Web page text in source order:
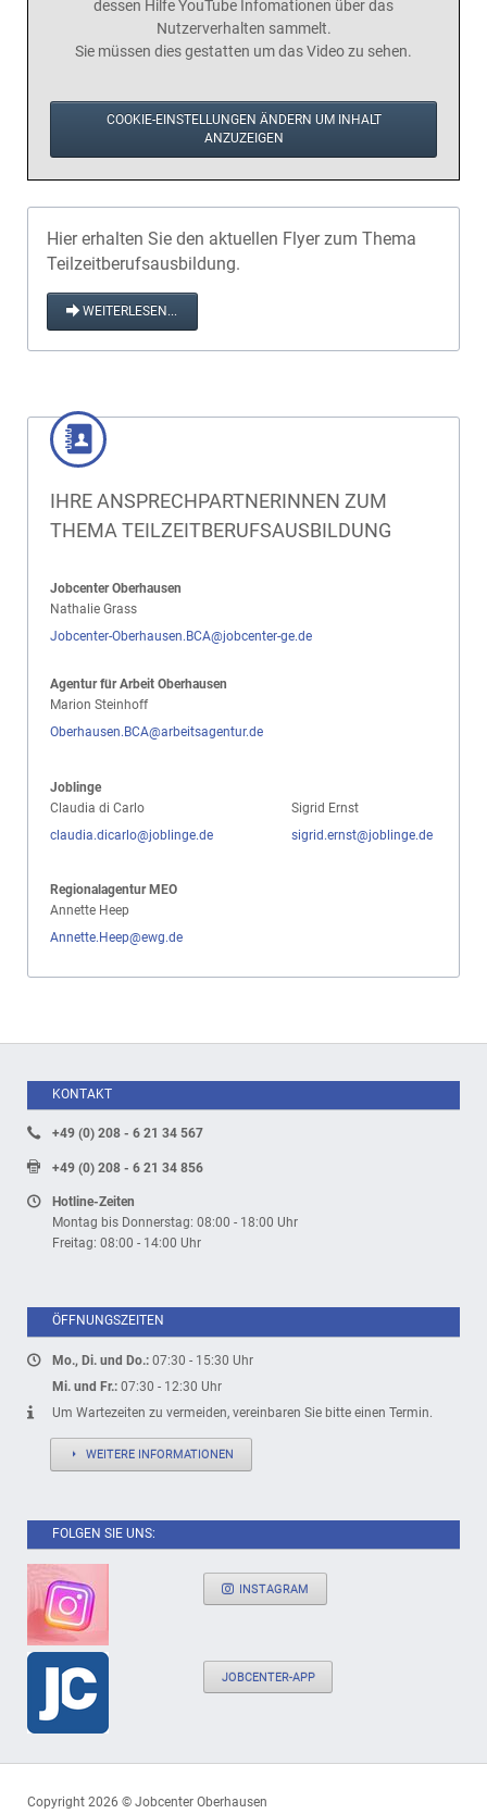
dessen Hilfe YouTube Infomationen über das
Nutzerverhalten sammelt.
Sie müssen dies gestatten um das Video zu sehen.
COOKIE-EINSTELLUNGEN ÄNDERN UM INHALT
ANZUZEIGEN
Hier erhalten Sie den aktuellen Flyer zum Thema
Teilzeitberufsausbildung.
WEITERLESEN...
IHRE ANSPRECHPARTNERINNEN ZUM
THEMA TEILZEITBERUFSAUSBILDUNG
Jobcenter Oberhausen
Nathalie Grass
Jobcenter-Oberhausen.BCA@jobcenter-ge.de
Agentur für Arbeit Oberhausen
Marion Steinhoff
Oberhausen.BCA@arbeitsagentur.de
Joblinge
Claudia di Carlo Sigrid Ernst
claudia.dicarlo@joblinge.de
sigrid.ernst@joblinge.de
Regionalagentur MEO
Annette Heep
Annette.Heep@ewg.de
KONTAKT
+49 (0) 208 - 6 21 34 567
+49 (0) 208 - 6 21 34 856
Hotline-Zeiten
Montag bis Donnerstag: 08:00 - 18:00 Uhr
Freitag: 08:00 - 14:00 Uhr
ÖFFNUNGSZEITEN
Mo., Di. und Do.:07:30 - 15:30 Uhr
Mi. und Fr.: 07:30 - 12:30 Uhr
Um Wartezeiten zu vermeiden, vereinbaren Sie bitte einen Termin.
WEITERE INFORMATIONEN
FOLGEN SIE UNS:
INSTAGRAM
JOBCENTER-APP
Copyright 2026 © Jobcenter Oberhausen